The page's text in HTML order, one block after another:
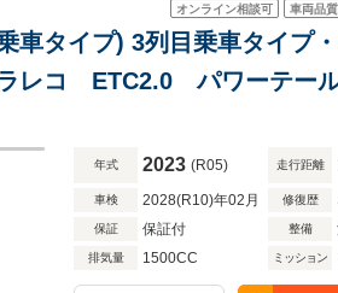
オンライン相談可 車両品
車タイプ) 3列目乗車タイプ
レコ ETC2.0 パワーテー
年式 2023 (R05) 走行距離
車検 2028(R10)年02月 修復歴
保証 保証付 整備
排気量 1500CC ミッション